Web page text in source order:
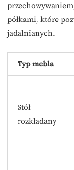
półkami, które
jadalnianych.
Typ mebla
Stół
rozkładany